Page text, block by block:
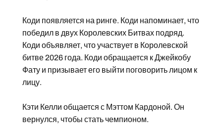
Коди появляется на ринге. Коди напоминает, что
победил в двух Королевских Битвах подряд.
Коди объявляет, что участвует в Королевской
битве 2026 года. Коди обращается к Джейкобу
Фату и призывает его выйти поговорить лицом к
лицу.
Кэти Келли общается с Мэттом Кардоной. Он
вернулся, чтобы стать чемпионом.